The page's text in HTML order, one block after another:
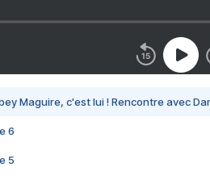
Maguire, c'est lui ! Rencontre avec
6
5